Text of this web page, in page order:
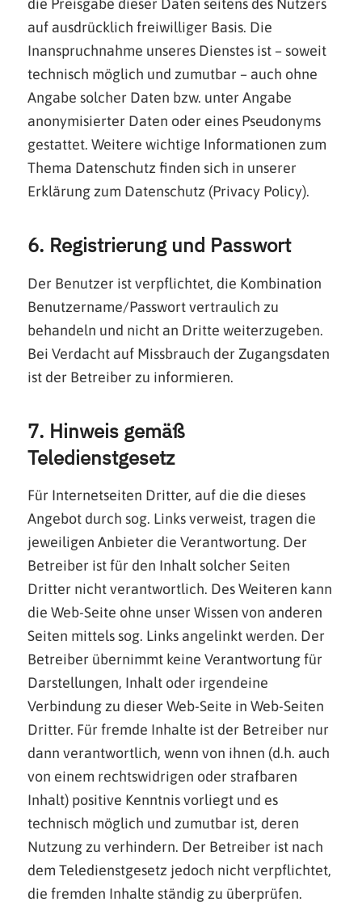
die Preisgabe dieser Daten seitens des Nutzers
auf ausdrücklich freiwilliger Basis. Die
Inanspruchnahme unseres Dienstes ist – soweit
technisch möglich und zumutbar – auch ohne
Angabe solcher Daten bzw. unter Angabe
anonymisierter Daten oder eines Pseudonyms
gestattet. Weitere wichtige Informationen zum
Thema Datenschutz finden sich in unserer
Erklärung zum Datenschutz (Privacy Policy).
6. Registrierung und Passwort
Der Benutzer ist verpflichtet, die Kombination
Benutzername/Passwort vertraulich zu
behandeln und nicht an Dritte weiterzugeben.
Bei Verdacht auf Missbrauch der Zugangsdaten
ist der Betreiber zu informieren.
7. Hinweis gemäß
Teledienstgesetz
Für Internetseiten Dritter, auf die die dieses
Angebot durch sog. Links verweist, tragen die
jeweiligen Anbieter die Verantwortung. Der
Betreiber ist für den Inhalt solcher Seiten
Dritter nicht verantwortlich. Des Weiteren kann
die Web-Seite ohne unser Wissen von anderen
Seiten mittels sog. Links angelinkt werden. Der
Betreiber übernimmt keine Verantwortung für
Darstellungen, Inhalt oder irgendeine
Verbindung zu dieser Web-Seite in Web-Seiten
Dritter. Für fremde Inhalte ist der Betreiber nur
dann verantwortlich, wenn von ihnen (d.h. auch
von einem rechtswidrigen oder strafbaren
Inhalt) positive Kenntnis vorliegt und es
technisch möglich und zumutbar ist, deren
Nutzung zu verhindern. Der Betreiber ist nach
dem Teledienstgesetz jedoch nicht verpflichtet,
die fremden Inhalte ständig zu überprüfen.